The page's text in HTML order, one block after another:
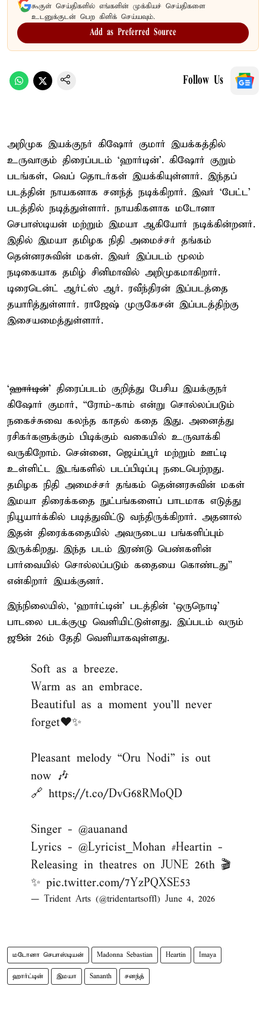
கூகுள் செய்திகளில் எங்களின் முக்கியச் செய்திகளை
உடனுக்குடன் பெற கிளிக் செய்யவும்.
Add as Preferred Source
Follow Us
அறிமுக இயக்குநர் கிஷோர் குமார் இயக்கத்தில்
உருவாகும் திரைப்படம் ‘ஹார்டின்’. கிஷோர் குறும்
படங்கள், வெப் தொடர்கள் இயக்கியுள்ளார். இந்தப்
படத்தின் நாயகனாக சனந்த் நடிக்கிறார். இவர் ‘பேட்ட’
படத்தில் நடித்துள்ளார். நாயகிகளாக மடோனா
செபாஸ்டியன் மற்றும் இமயா ஆகியோர் நடிக்கின்றனர்.
இதில் இமயா தமிழக நிதி அமைச்சர் தங்கம்
தென்னரசுவின் மகள். இவர் இப்படம் மூலம்
நடிகையாக தமிழ் சினிமாவில் அறிமுகமாகிறார்.
டிரைடென்ட் ஆர்ட்ஸ் ஆர். ரவீந்திரன் இப்படத்தை
தயாரித்துள்ளார். ராஜேஷ் முருகேசன் இப்படத்திற்கு
இசையமைத்துள்ளார்.
‘ஹார்டின்’ திரைப்படம் குறித்து பேசிய இயக்குநர்
கிஷோர் குமார், “ரோம்-காம் என்று சொல்லப்படும்
நகைச்சுவை கலந்த காதல் கதை இது. அனைத்து
ரசிகர்களுக்கும் பிடிக்கும் வகையில் உருவாக்கி
வருகிறோம். சென்னை, ஜெய்ப்பூர் மற்றும் ஊட்டி
உள்ளிட்ட இடங்களில் படப்பிடிப்பு நடைபெற்றது.
தமிழக நிதி அமைச்சர் தங்கம் தென்னரசுவின் மகள்
இமயா திரைக்கதை நுட்பங்களைப் பாடமாக எடுத்து
நியூயார்க்கில் படித்துவிட்டு வந்திருக்கிறார். அதனால்
இதன் திரைக்கதையில் அவருடைய பங்களிப்பும்
இருக்கிறது. இந்த படம் இரண்டு பெண்களின்
பார்வையில் சொல்லப்படும் கதையை கொண்டது”
என்கிறார் இயக்குனர்.
இந்நிலையில், ‘ஹார்ட்டின்’ படத்தின் ‘ஒருநொடி’
பாடலை படக்குழு வெளியிட்டுள்ளது. இப்படம் வரும்
ஜூன் 26ம் தேதி வெளியாகவுள்ளது.
Soft as a breeze.
Warm as an embrace.
Beautiful as a moment you’ll never
forget❤️✨
Pleasant melody “Oru Nodi” is out
now 🎶
🔗 https://t.co/DvG68RMoQD
Singer - @auanand
Lyrics - @Lyricist_Mohan #Heartin -
Releasing in theatres on JUNE 26th 🎬
✨ pic.twitter.com/7YzPQXSE53
— Trident Arts (@tridentartsoffl) June 4, 2026
மடோனா செபாஸ்டியன் Madonna Sebastian Heartin Imaya
ஹார்ட்டின் இமயா Sananth சனந்த்